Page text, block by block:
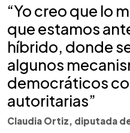
“Yo creo que lo
que estamos
híbrido, donde
algunos
democráticos
autoritarias”
Claudia Ortiz, diputada